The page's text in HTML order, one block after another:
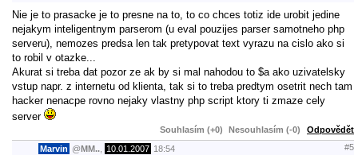
Nie je to prasacke je to presne na to, to co chces totiz ide urobit jedine
nejakym inteligentnym parserom (u eval pouzijes parser samotneho php
serveru), nemozes predsa len tak pretypovat text vyrazu na cislo ako si
to robil v otazke...
Akurat si treba dat pozor ze ak by si mal nahodou to $a ako uzivatelsky
vstup napr. z internetu od klienta, tak si to treba predtym osetrit nech tam
hacker nenacpe rovno nejaky vlastny php script ktory ti zmaze cely
server
Souhlasím (+0) Nesouhlasím (-0) Odpovědět
Marvin @MM.. 10.01.2007 18:54 #5